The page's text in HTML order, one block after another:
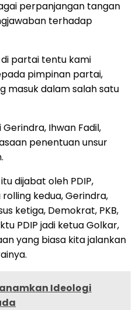
perpanjangan tangan
terhadap
partai tentu kami
pimpinan partai,
masuk dalam salah satu
Ihwan Fadil,
penentuan unsur
dijabat oleh PDIP,
kedua, Gerindra,
ketiga, Demokrat, PKB,
PDIP jadi ketua Golkar,
yang biasa kita jalankan
Ideologi